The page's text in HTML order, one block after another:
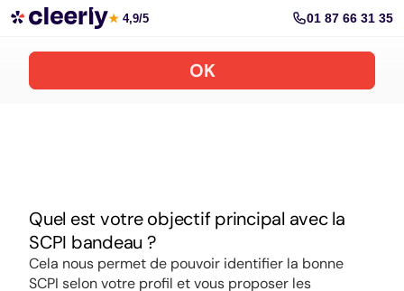
Souscrire aux meilleures SCPI en ligne
★ 4,9/5 01 87 66 31 35